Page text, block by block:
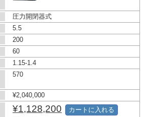
圧力開閉器式
5.5
200
60
1.15-1.4
570
¥2,040,000
¥1,128,200 カートに入れる